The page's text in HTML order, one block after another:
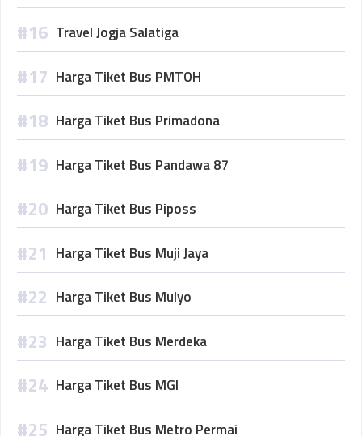
Travel Jogja Salatiga
Harga Tiket Bus PMTOH
Harga Tiket Bus Primadona
Harga Tiket Bus Pandawa 87
Harga Tiket Bus Piposs
Harga Tiket Bus Muji Jaya
Harga Tiket Bus Mulyo
Harga Tiket Bus Merdeka
Harga Tiket Bus MGI
Harga Tiket Bus Metro Permai